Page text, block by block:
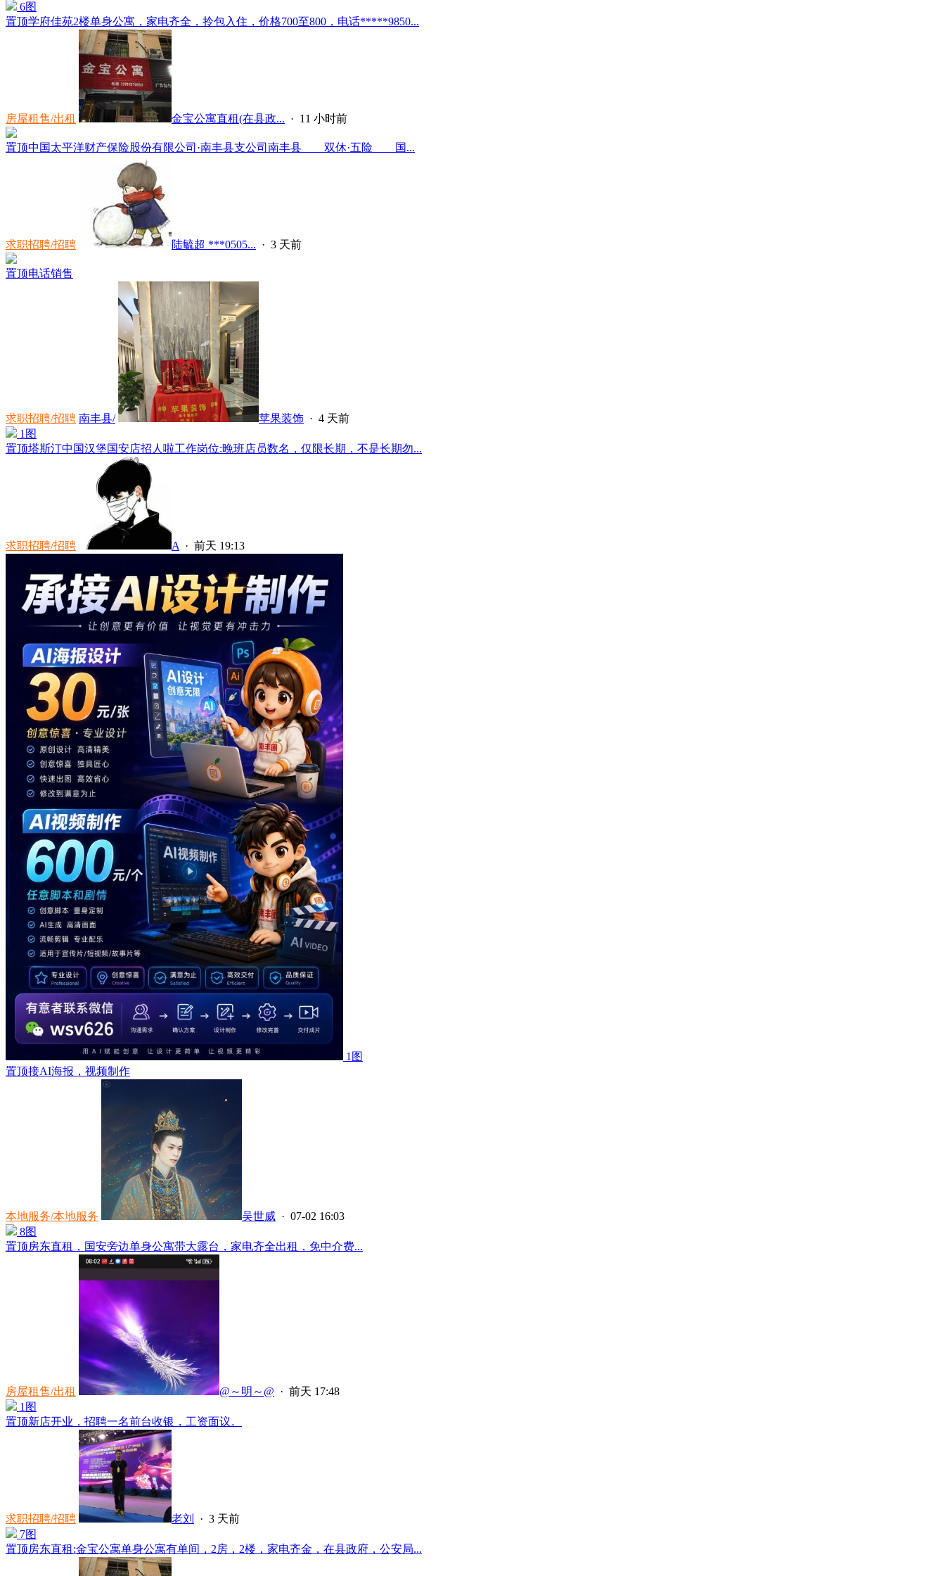
6图
置顶学府佳苑2楼单身公寓，家电齐全，拎包入住，价格700至800，电话*****9850...
房屋租售/出租 金宝公寓直租(在县政... · 11 小时前
置顶中国太平洋财产保险股份有限公司·南丰县支公司南丰县 双休·五险 国...
求职招聘/招聘 陆毓超 ***0505... · 3 天前
置顶电话销售
求职招聘/招聘 南丰县/ 苹果装饰 · 4 天前
1图
置顶塔斯汀中国汉堡国安店招人啦工作岗位:晚班店员数名，仅限长期，不是长期勿...
求职招聘/招聘 A · 前天 19:13
1图
置顶接AI海报，视频制作
本地服务/本地服务 吴世威 · 07-02 16:03
8图
置顶房东直租，国安旁边单身公寓带大露台，家电齐全出租，免中介费...
房屋租售/出租 @～明～@ · 前天 17:48
1图
置顶新店开业，招聘一名前台收银，工资面议。
求职招聘/招聘 老刘 · 3 天前
7图
置顶房东直租:金宝公寓单身公寓有单间，2房，2楼，家电齐金，在县政府，公安局...